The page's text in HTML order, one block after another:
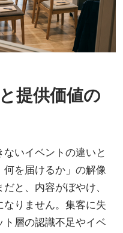
提供価値の
いイベントの違いと
を届けるか」の解像
と、内容がぼやけ、
りません。集客に失
層の認識不足やイベ